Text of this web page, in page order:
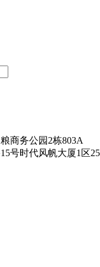
商务公园2栋803A
号时代风帆大厦1区